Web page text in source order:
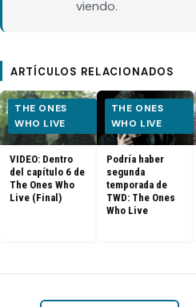
viendo.
ARTÍCULOS RELACIONADOS
THE ONES
WHO LIVE
VIDEO: Dentro
del capítulo 6 de
The Ones Who
Live (Final)
THE ONES
WHO LIVE
Podría haber
segunda
temporada de
TWD: The Ones
Who Live